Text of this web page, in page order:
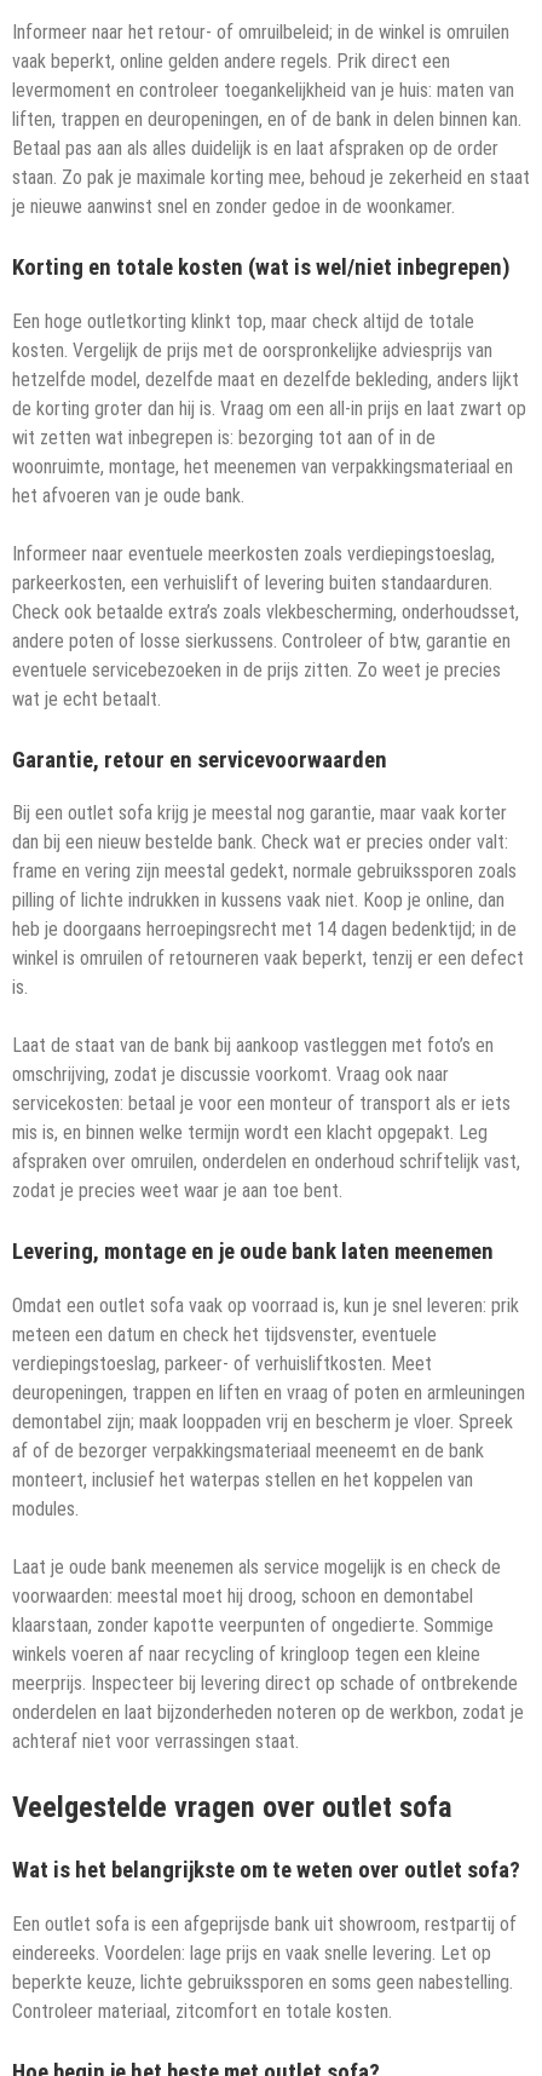
Informeer naar het retour- of omruilbeleid; in de winkel is omruilen
vaak beperkt, online gelden andere regels. Prik direct een
levermoment en controleer toegankelijkheid van je huis: maten van
liften, trappen en deuropeningen, en of de bank in delen binnen kan.
Betaal pas aan als alles duidelijk is en laat afspraken op de order
staan. Zo pak je maximale korting mee, behoud je zekerheid en staat
je nieuwe aanwinst snel en zonder gedoe in de woonkamer.
Korting en totale kosten (wat is wel/niet inbegrepen)
Een hoge outletkorting klinkt top, maar check altijd de totale
kosten. Vergelijk de prijs met de oorspronkelijke adviesprijs van
hetzelfde model, dezelfde maat en dezelfde bekleding, anders lijkt
de korting groter dan hij is. Vraag om een all-in prijs en laat zwart op
wit zetten wat inbegrepen is: bezorging tot aan of in de
woonruimte, montage, het meenemen van verpakkingsmateriaal en
het afvoeren van je oude bank.
Informeer naar eventuele meerkosten zoals verdiepingstoeslag,
parkeerkosten, een verhuislift of levering buiten standaarduren.
Check ook betaalde extra’s zoals vlekbescherming, onderhoudsset,
andere poten of losse sierkussens. Controleer of btw, garantie en
eventuele servicebezoeken in de prijs zitten. Zo weet je precies
wat je echt betaalt.
Garantie, retour en servicevoorwaarden
Bij een outlet sofa krijg je meestal nog garantie, maar vaak korter
dan bij een nieuw bestelde bank. Check wat er precies onder valt:
frame en vering zijn meestal gedekt, normale gebruikssporen zoals
pilling of lichte indrukken in kussens vaak niet. Koop je online, dan
heb je doorgaans herroepingsrecht met 14 dagen bedenktijd; in de
winkel is omruilen of retourneren vaak beperkt, tenzij er een defect
is.
Laat de staat van de bank bij aankoop vastleggen met foto’s en
omschrijving, zodat je discussie voorkomt. Vraag ook naar
servicekosten: betaal je voor een monteur of transport als er iets
mis is, en binnen welke termijn wordt een klacht opgepakt. Leg
afspraken over omruilen, onderdelen en onderhoud schriftelijk vast,
zodat je precies weet waar je aan toe bent.
Levering, montage en je oude bank laten meenemen
Omdat een outlet sofa vaak op voorraad is, kun je snel leveren: prik
meteen een datum en check het tijdsvenster, eventuele
verdiepingstoeslag, parkeer- of verhuisliftkosten. Meet
deuropeningen, trappen en liften en vraag of poten en armleuningen
demontabel zijn; maak looppaden vrij en bescherm je vloer. Spreek
af of de bezorger verpakkingsmateriaal meeneemt en de bank
monteert, inclusief het waterpas stellen en het koppelen van
modules.
Laat je oude bank meenemen als service mogelijk is en check de
voorwaarden: meestal moet hij droog, schoon en demontabel
klaarstaan, zonder kapotte veerpunten of ongedierte. Sommige
winkels voeren af naar recycling of kringloop tegen een kleine
meerprijs. Inspecteer bij levering direct op schade of ontbrekende
onderdelen en laat bijzonderheden noteren op de werkbon, zodat je
achteraf niet voor verrassingen staat.
Veelgestelde vragen over outlet sofa
Wat is het belangrijkste om te weten over outlet sofa?
Een outlet sofa is een afgeprijsde bank uit showroom, restpartij of
eindereeks. Voordelen: lage prijs en vaak snelle levering. Let op
beperkte keuze, lichte gebruikssporen en soms geen nabestelling.
Controleer materiaal, zitcomfort en totale kosten.